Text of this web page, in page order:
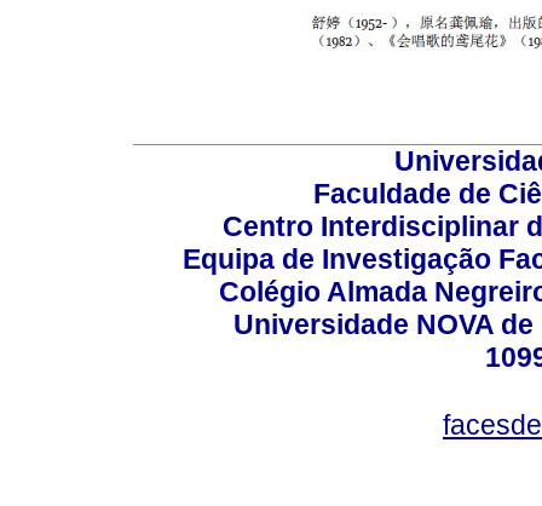
Faculdade de
Centro Interdisciplinar
Equipa de Investigação
Colégio Almada
Universidade NOVA